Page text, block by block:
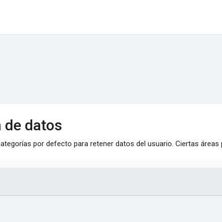
de datos
por defecto para retener datos del usuario. Ciertas